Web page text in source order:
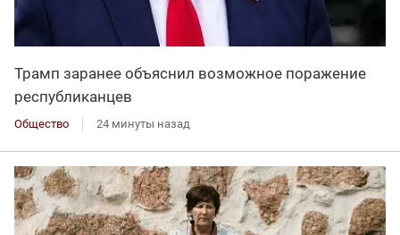
Трамп заранее объяснил возможное поражение
республиканцев
Общество 24 минуты назад